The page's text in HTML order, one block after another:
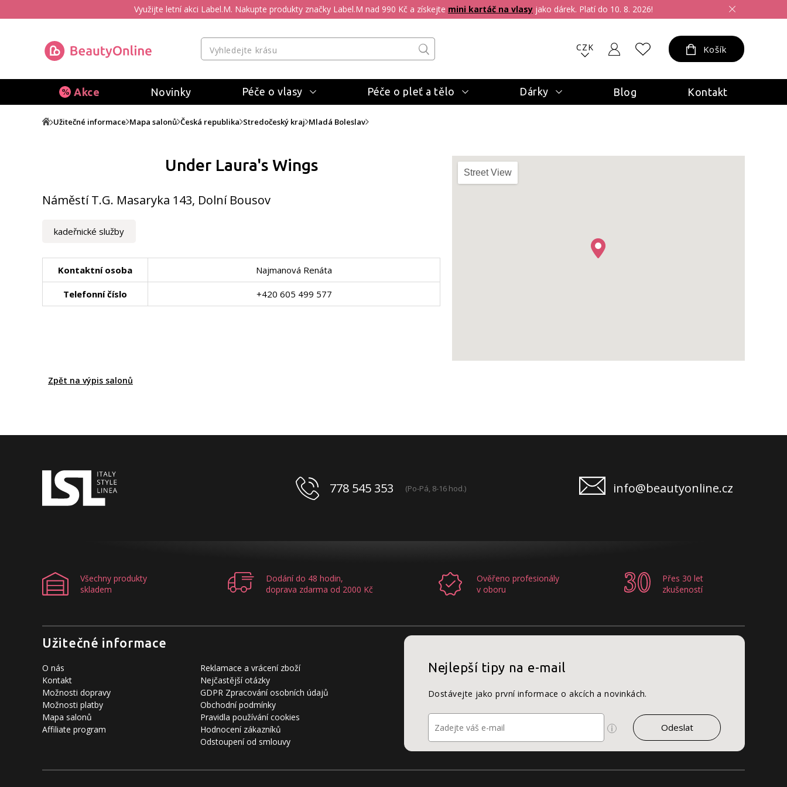
Využijte letní akci Label.M. Nakupte produkty značky Label.M nad 990 Kč a získejte mini kartáč na vlasy jako dárek. Platí do 10. 8. 2026!
CZK Košík
Akce Novinky Péče o vlasy Péče o pleť a tělo Dárky Blog Kontakt
Užitečné informace Mapa salonů Česká republika Stredočeský kraj Mladá Boleslav
Under Laura's Wings
Náměstí T.G. Masaryka 143, Dolní Bousov
kadeřnické služby
Kontaktní osoba Najmanová Renáta
Telefonní číslo +420 605 499 577
Street View
Zpět na výpis salonů
778 545 353 (Po-Pá, 8-16 hod.) info@beautyonline.cz
Všechny produkty
skladem
Dodání do 48 hodin,
doprava zdarma od 2000 Kč
Ověřeno profesionály
v oboru
Přes 30 let
zkušeností
Užitečné informace
O nás
Kontakt
Možnosti dopravy
Možnosti platby
Mapa salonů
Affiliate program
Reklamace a vrácení zboží
Nejčastější otázky
GDPR Zpracování osobních údajů
Obchodní podmínky
Pravidla používání cookies
Hodnocení zákazníků
Odstoupení od smlouvy
Nejlepší tipy na e-mail
Dostávejte jako první informace o akcích a novinkách.